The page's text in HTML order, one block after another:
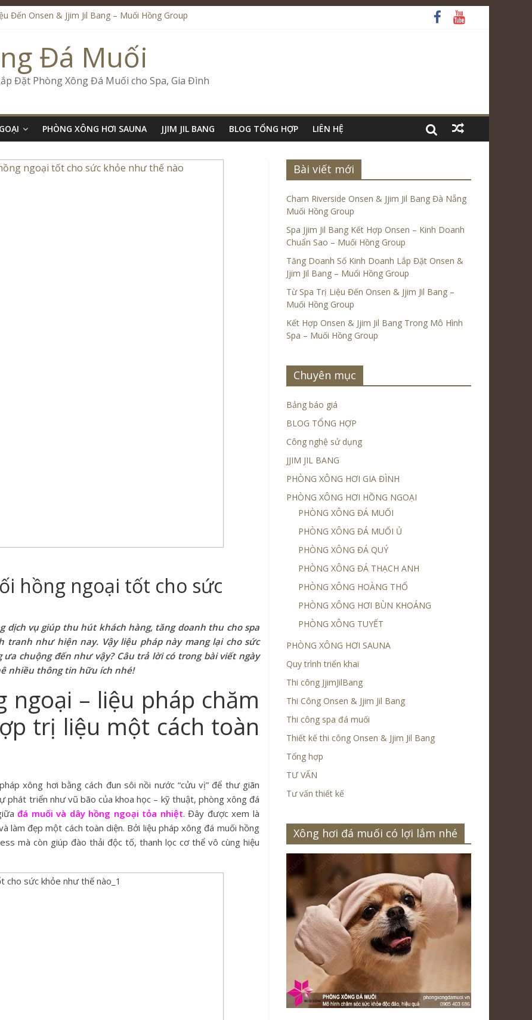
Đến Onsen & Jjim Jil Bang – Muối Hồng Group
Onsen & Jjim Jil Bang Đà Nẵng Muối Hồng Group
Kết Hợp Onsen – Kinh Doanh Chuẩn Sao – Muối Hồng Group
Kinh Doanh Lắp Đặt Onsen & Jjim Jil Bang – Muối Hồng Group
Đá Muối
Đặt Phòng Xông Đá Muối cho Spa, Gia Đình
PHÒNG XÔNG HƠI SAUNA JJIM JIL BANG BLOG TỔNG HỢP LIÊN HỆ
hồng ngoại tốt cho sức
dịch vụ giúp thu hút khách hàng, tăng doanh thu cho spa
như hiện nay. Vậy liệu pháp này mang lại cho sức
chuộng đến như vậy? Câu trả lời có trong bài viết ngày
nhiều thông tin hữu ích nhé!
ngoại – liệu pháp chăm
trị liệu một cách toàn
xông hơi bằng cách đun sôi nồi nước “cửu vị” để thư giãn
phát triển như vũ bão của khoa học – kỹ thuật, phòng xông đá
đá muối và dây hồng ngoại tỏa nhiệt. Đây được xem là
làm đẹp một cách toàn diện. Bởi liệu pháp xông đá muối hồng
mà còn giúp đào thải độc tố, thanh lọc cơ thể vô cùng hiệu
Bài viết mới
Cham Riverside Onsen & Jjim Jil Bang Đà Nẵng
Muối Hồng Group
Spa Jjim Jil Bang Kết Hợp Onsen – Kinh Doanh
Chuẩn Sao – Muối Hồng Group
Tăng Doanh Số Kinh Doanh Lắp Đặt Onsen &
Jjim Jil Bang – Muối Hồng Group
Từ Spa Trị Liệu Đến Onsen & Jjim Jil Bang –
Muối Hồng Group
Kết Hợp Onsen & Jjim Jil Bang Trong Mô Hình
Spa – Muối Hồng Group
Chuyên mục
Bảng báo giá
BLOG TỔNG HỢP
Công nghệ sử dụng
JJIM JIL BANG
PHÒNG XÔNG HƠI GIA ĐÌNH
PHÒNG XÔNG HƠI HỒNG NGOẠI
PHÒNG XÔNG ĐÁ MUỐI
PHÒNG XÔNG ĐÁ MUỐI Ủ
PHÒNG XÔNG ĐÁ QUÝ
PHÒNG XÔNG ĐÁ THẠCH ANH
PHÒNG XÔNG HOÀNG THỔ
PHÒNG XÔNG HƠI BÙN KHOÁNG
PHÒNG XÔNG TUYẾT
PHÒNG XÔNG HƠI SAUNA
Quy trình triển khai
Thi công JjimJilBang
Thi Công Onsen & Jjim Jil Bang
Thi công spa đá muối
Thiết kế thi công Onsen & Jjim Jil Bang
Tổng hợp
TƯ VẤN
Tư vấn thiết kế
Xông hơi đá muối có lợi lắm nhé